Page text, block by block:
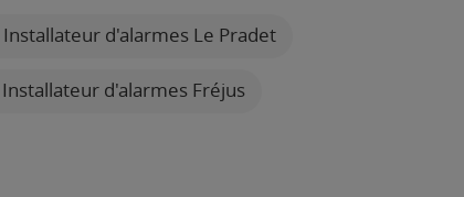
Installateur d'alarmes Le Pradet
Installateur d'alarmes Fréjus